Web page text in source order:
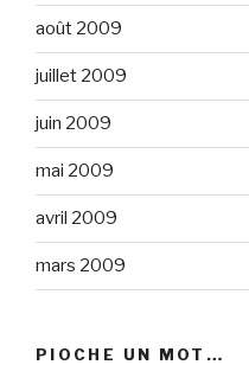
août 2009
juillet 2009
juin 2009
mai 2009
avril 2009
mars 2009
PIOCHE UN MOT…